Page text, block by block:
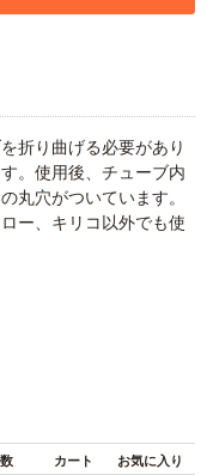
折り曲げる必要があり
。使用後、チューブ内
丸穴がついています。
ー、キリコ以外でも使
カート お気に入り